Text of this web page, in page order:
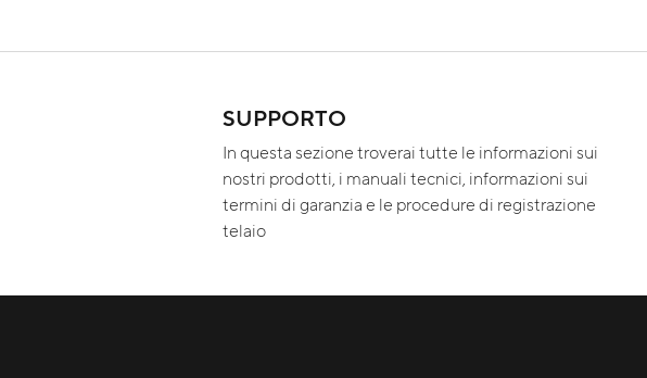
SUPPORTO
In questa sezione troverai tutte le informazioni sui
nostri prodotti, i manuali tecnici, informazioni sui
termini di garanzia e le procedure di registrazione
telaio